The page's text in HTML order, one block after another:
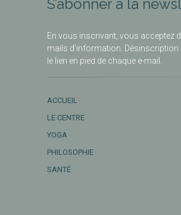
S’abonner à la
En vous inscrivant, vous acceptez
mails d’information.
le lien en pied de chaque e-mail.
ACCUEIL
LE CENTRE
YOGA
PHILOSOPHIE
SANTÉ